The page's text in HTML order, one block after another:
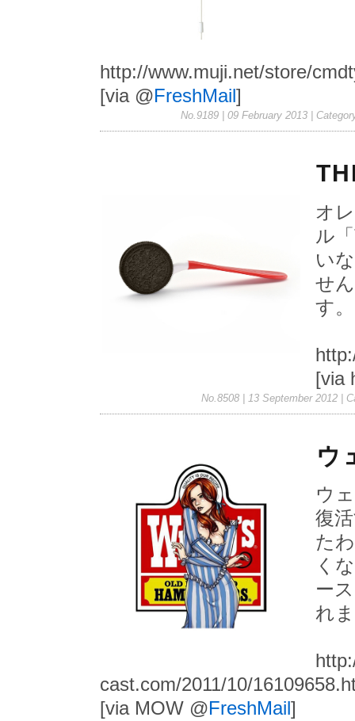
http://www.muji.net/store/
[via @FreshMail]
No.9189 | 09 February 2013 |
オ
ル
い
せ
す。
[via
No.8508 | 13 September 2012|
ウ
ウ
復
た
く
ー
れ
cast.com/2011/10/
[via MOW @FreshMail]